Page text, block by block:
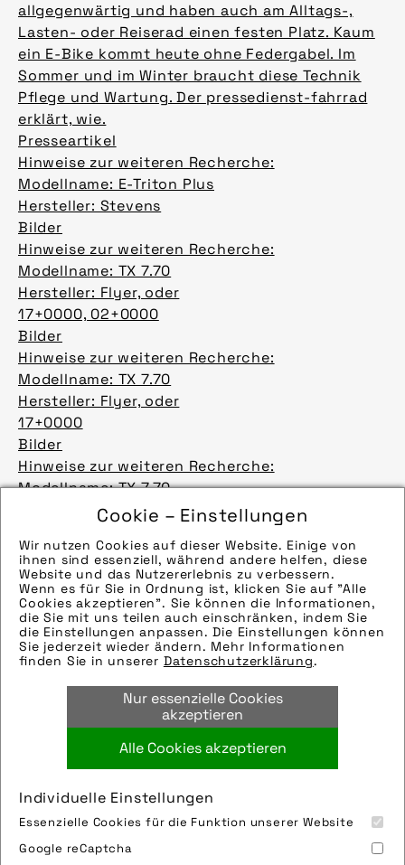
Cookie – Einstellungen
Wir nutzen Cookies auf dieser Website. Einige von
ihnen sind essenziell, während andere helfen, diese
Website und das Nutzererlebnis zu verbessern.
Wenn es für Sie in Ordnung ist, klicken Sie auf "Alle
Cookies akzeptieren". Sie können die Informationen,
die Sie mit uns teilen auch einschränken, indem Sie
die Einstellungen anpassen. Die Einstellungen können
Sie jederzeit wieder ändern. Mehr Informationen
finden Sie in unserer Datenschutzerklärung.
Nur essenzielle Cookies
akzeptieren
Alle Cookies akzeptieren
Individuelle Einstellungen
Essenzielle Cookies für die Funktion unserer Website
Google reCaptcha
allgegenwärtig und haben auch am Alltags-,
Lasten- oder Reiserad einen festen Platz. Kaum
ein E-Bike kommt heute ohne Federgabel. Im
Sommer und im Winter braucht diese Technik
Pflege und Wartung. Der pressedienst-fahrrad
erklärt, wie.
Presseartikel
Hinweise zur weiteren Recherche:
Modellname: E-Triton Plus
Hersteller: Stevens
Bilder
Hinweise zur weiteren Recherche:
Modellname: TX 7.70
Hersteller: Flyer, oder
17+0000, 02+0000
Bilder
Hinweise zur weiteren Recherche:
Modellname: TX 7.70
Hersteller: Flyer, oder
17+0000
Bilder
Hinweise zur weiteren Recherche:
Modellname: TX 7.70
Hersteller: Flyer, oder
Bilder
Hinweise zur weiteren Recherche:
Modellname: Domingo 30 Disc
Hersteller: Winora
Bilder
Die technischen Details werden in Bälde
eingefügt. Sie können uns aber gern auch per E-
Mail oder Telefon kontaktieren, wir helfen gerne
weiter.
Keine weiteren Ergebnisse.